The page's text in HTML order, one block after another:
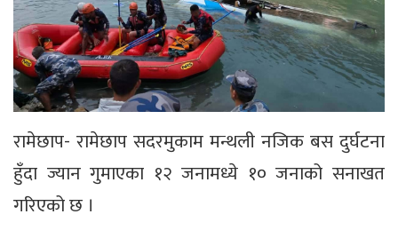
रामेछाप- रामेछाप सदरमुकाम मन्थली नजिक बस दुर्घटना
हुँदा ज्यान गुमाएका १२ जनामध्ये १० जनाको सनाखत
गरिएको छ ।